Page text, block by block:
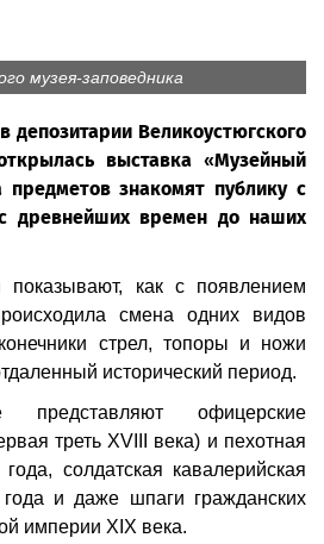
музея-заповедника
депозитарии Великоустюгского
выставка «Музейный
предметов знакомят публику с
древнейших времен до наших
показывают, как с появлением
смена одних видов
стрел, топоры и ножи
исторический период.
представляют офицерские
треть XVIII века) и пехотная
солдатская кавалерийская
и даже шпаги гражданских
империи XIX века.